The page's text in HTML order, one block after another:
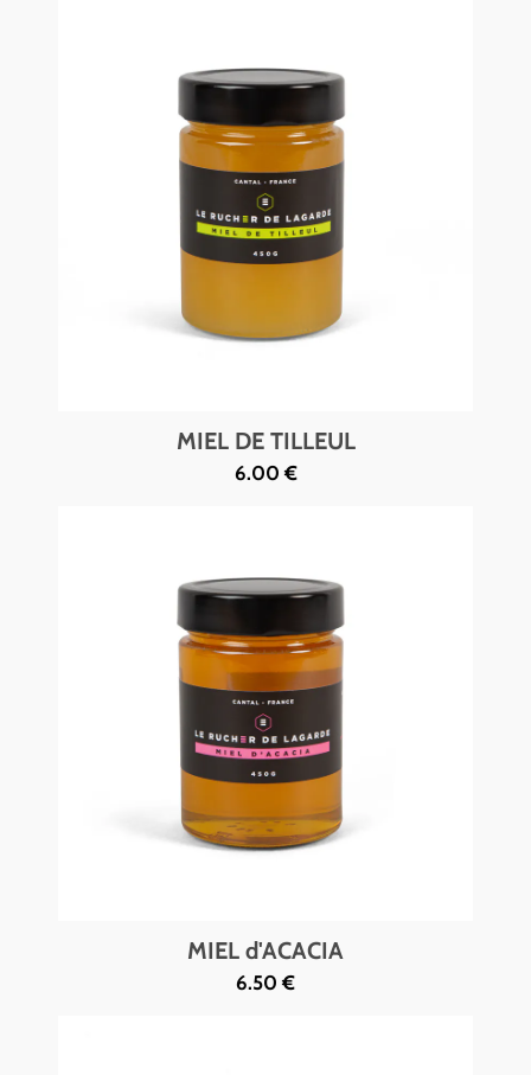
MIEL DE TILLEUL
6.00 €
MIEL d'ACACIA
6.50 €